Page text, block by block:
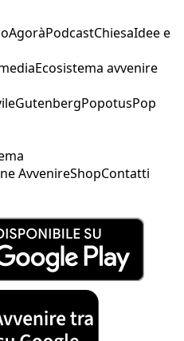
AgoràPodcastChiesaIdee e
Ecosistema avvenire
GutenbergPopotusPop
AvvenireShopContatti